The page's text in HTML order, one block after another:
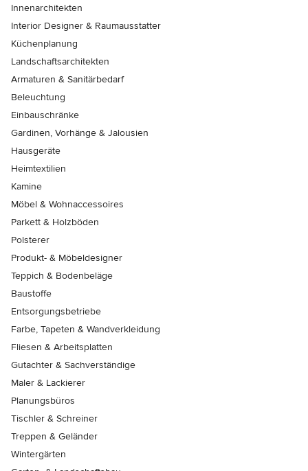
Innenarchitekten
Interior Designer & Raumausstatter
Küchenplanung
Landschaftsarchitekten
Armaturen & Sanitärbedarf
Beleuchtung
Einbauschränke
Gardinen, Vorhänge & Jalousien
Hausgeräte
Heimtextilien
Kamine
Möbel & Wohnaccessoires
Parkett & Holzböden
Polsterer
Produkt- & Möbeldesigner
Teppich & Bodenbeläge
Baustoffe
Entsorgungsbetriebe
Farbe, Tapeten & Wandverkleidung
Fliesen & Arbeitsplatten
Gutachter & Sachverständige
Maler & Lackierer
Planungsbüros
Tischler & Schreiner
Treppen & Geländer
Wintergärten